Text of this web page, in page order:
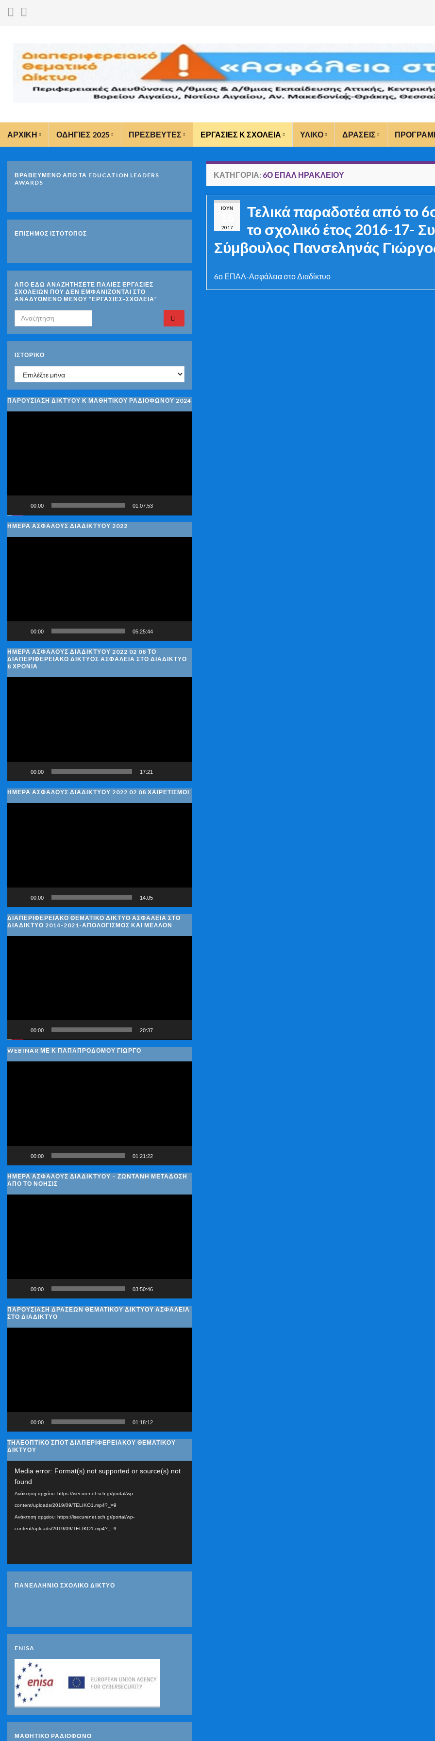
ΑΡΧΙΚΗ ΟΔΗΓΙΕΣ 2025 ΠΡΕΣΒΕΥΤΕΣ ΕΡΓΑΣΙΕΣ Κ ΣΧΟΛΕΙΑ ΥΛΙΚΟ ΔΡΑΣΕΙΣ
ΚΑΤΗΓΟΡΊΑ: 6Ο ΕΠΑΛ ΗΡΑΚΛΕΙΟΥ
ΙΟΎΝ
2017
Τελικά παραδοτέα από το
το σχολικό έτος 2016-17-
Σύμβουλος Πανσεληνάς
6ο ΕΠΑΛ-Ασφάλεια στο Διαδίκτυο
ΒΡΑΒΕΥΜΕΝΟ ΑΠΟ ΤΑ EDUCATION LEADERS
AWARDS
ΕΠΙΣΗΜΟΣ ΙΣΤΟΤΟΠΟΣ
ΑΠΟ ΕΔΩ ΑΝΑΖΗΤΗΣΕΤΕ ΠΑΛΙΕΣ ΕΡΓΑΣΙΕΣ
ΣΧΟΛΕΙΩΝ ΠΟΥ ΔΕΝ ΕΜΦΑΝΙΖΟΝΤΑΙ ΣΤΟ
ΑΝΑΔΥΟΜΕΝΟ ΜΕΝΟΥ “ΕΡΓΑΣΙΕΣ-ΣΧΟΛΕΙΑ”
Search for:
ΙΣΤΟΡΙΚΌ
Ιστορικό
ΠΑΡΟΥΣΙΑΣΗ ΔΙΚΤΥΟΥ Κ ΜΑΘΗΤΙΚΟΥ ΡΑΔΙΟΦΩΝΟΥ 2024
00:00 01:07:53
ΗΜΕΡΑ ΑΣΦΑΛΟΥΣ ΔΙΑΔΙΚΤΥΟΥ 2022
00:00 05:25:44
ΗΜΈΡΑ ΑΣΦΑΛΟΎΣ ΔΙΑΔΙΚΤΎΟΥ 2022 02 08 ΤΟ
ΔΙΑΠΕΡΙΦΕΡΕΙΑΚΌ ΔΊΚΤΥΟΣ ΑΣΦΆΛΕΙΑ ΣΤΟ ΔΙΑΔΊΚΤΥΟ
8 ΧΡΌΝΙΑ
00:00 17:21
ΗΜΈΡΑ ΑΣΦΑΛΟΎΣ ΔΙΑΔΙΚΤΎΟΥ 2022 02 08 ΧΑΙΡΕΤΙΣΜΟΊ
00:00 14:05
ΔΙΑΠΕΡΙΦΕΡΕΙΑΚΌ ΘΕΜΑΤΙΚΌ ΔΊΚΤΥΟ ΑΣΦΆΛΕΙΑ ΣΤΟ
ΔΙΑΔΊΚΤΥΟ 2014-2021-ΑΠΟΛΟΓΙΣΜΌΣ ΚΑΙ ΜΈΛΛΟΝ
00:00 20:37
WEBINAR ΜΕ Κ ΠΑΠΑΠΡΟΔΌΜΟΥ ΓΙΏΡΓΟ
00:00 01:21:22
ΗΜΈΡΑ ΑΣΦΑΛΟΎΣ ΔΙΑΔΙΚΤΎΟΥ – ΖΩΝΤΑΝΉ ΜΕΤΆΔΟΣΗ
ΑΠΌ ΤΟ ΝΟΗΣΙΣ
00:00 03:50:46
ΠΑΡΟΥΣΊΑΣΗ ΔΡΆΣΕΩΝ ΘΕΜΑΤΙΚΟΎ ΔΙΚΤΎΟΥ ΑΣΦΆΛΕΙΑ
ΣΤΟ ΔΙΑΔΊΚΤΥΟ
00:00 01:18:12
ΤΗΛΕΟΠΤΙΚΟ ΣΠΟΤ ΔΙΑΠΕΡΙΦΕΡΕΙΑΚΟΥ ΘΕΜΑΤΙΚΟΥ
ΔΙΚΤΥΟΥ
Αναπαραγωγής
Media error: Format(s) not supported or source(s) not
found
Ανάκτηση αρχείου: https://isecurenet.sch.gr/portal/wp-
content/uploads/2019/09/TELIKO1.mp4?_=9
Ανάκτηση αρχείου: https://isecurenet.sch.gr/portal/wp-
content/uploads/2019/09/TELIKO1.mp4?_=9
ΠΑΝΕΛΛΗΝΙΟ ΣΧΟΛΙΚΟ ΔΙΚΤΥΟ
ENISA
ΜΑΘΗΤΙΚΟ ΡΑΔΙΟΦΩΝΟ